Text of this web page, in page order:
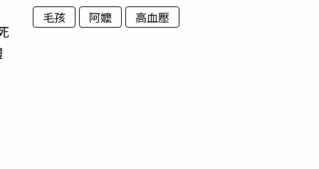
毛孩
阿嬤 高血壓